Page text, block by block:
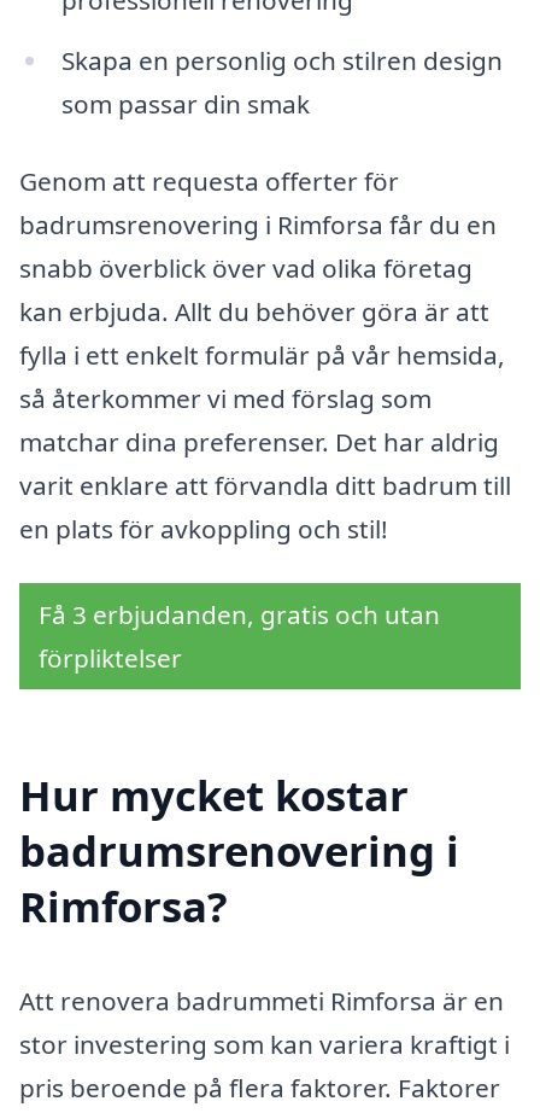
Skapa en personlig och stilren design
som passar din smak
Genom att requesta offerter för
badrumsrenovering i Rimforsa får du en
snabb överblick över vad olika företag
kan erbjuda. Allt du behöver göra är att
fylla i ett enkelt formulär på vår hemsida,
så återkommer vi med förslag som
matchar dina preferenser. Det har aldrig
varit enklare att förvandla ditt badrum till
en plats för avkoppling och stil!
Få 3 erbjudanden, gratis och utan
förpliktelser
Hur mycket kostar
badrumsrenovering i
Rimforsa?
Att renovera badrummeti Rimforsa är en
stor investering som kan variera kraftigt i
pris beroende på flera faktorer. Faktorer